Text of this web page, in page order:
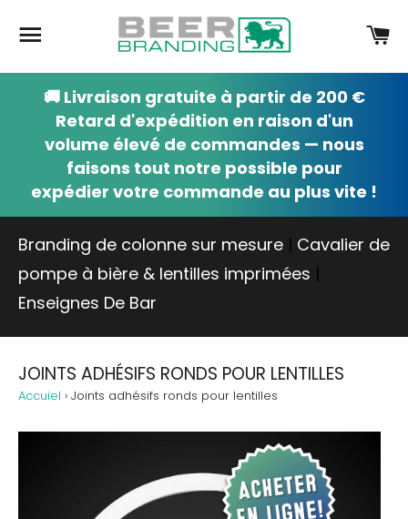
🚚 Livraison gratuite à partir de 200 €
Retard d'expédition en raison d'un
volume élevé de commandes — nous
faisons tout notre possible pour
expédier votre commande au plus vite !
Branding de colonne sur mesure | Cavalier de
pompe à bière & lentilles imprimées |
Enseignes De Bar
JOINTS ADHÉSIFS RONDS POUR LENTILLES
Accuiel › Joints adhésifs ronds pour lentilles